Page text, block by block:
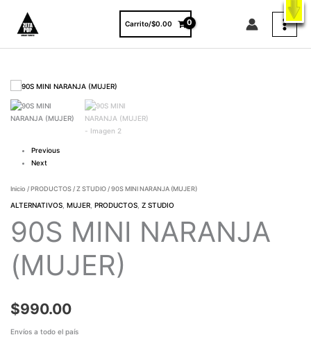
X
VER PRODUCTOS
contenido
Carrito/$0.00
Previous
Next
Inicio / PRODUCTOS/Z STUDIO/ 90S MINI NARANJA (MUJER)
ALTERNATIVOS ,MUJER ,PRODUCTOS ,Z STUDIO
90S MINI NARANJA
(MUJER)
$990.00
Envíos a todo el país
90S
MINI
NARANJA
(MUJER)